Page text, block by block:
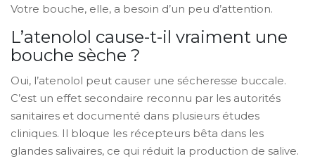
Votre bouche, elle, a besoin d’un peu d’attention.
L’atenolol cause-t-il vraiment une
bouche sèche ?
Oui, l’atenolol peut causer une sécheresse buccale.
C’est un effet secondaire reconnu par les autorités
sanitaires et documenté dans plusieurs études
cliniques. Il bloque les récepteurs bêta dans les
glandes salivaires, ce qui réduit la production de salive.